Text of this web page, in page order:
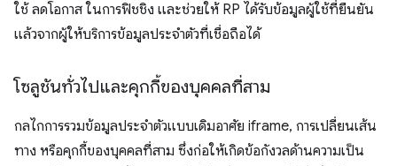
ใช้ ลดโอกาส ในการฟิชชิง และช่วยให้ RP ได้รับข้อมูลผู้ใช้ที่ยืนยัน
แล้วจากผู้ให้บริการข้อมูลประจำตัวที่เชื่อถือได้
โซลูชันทั่วไปและคุกกี้ของบุคคลที่สาม
กลไกการรวมข้อมูลประจำตัวแบบเดิมอาศัย iframe, การเปลี่ยนเส้น
ทาง หรือคุกกี้ของบุคคลที่สาม ซึ่งก่อให้เกิดข้อกังวลด้านความเป็น